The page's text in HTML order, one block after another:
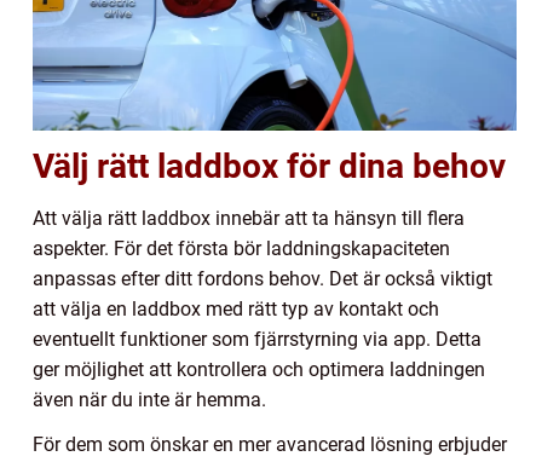
Välj rätt laddbox för dina behov
Att välja rätt laddbox innebär att ta hänsyn till flera
aspekter. För det första bör laddningskapaciteten
anpassas efter ditt fordons behov. Det är också viktigt
att välja en laddbox med rätt typ av kontakt och
eventuellt funktioner som fjärrstyrning via app. Detta
ger möjlighet att kontrollera och optimera laddningen
även när du inte är hemma.
För dem som önskar en mer avancerad lösning erbjuder